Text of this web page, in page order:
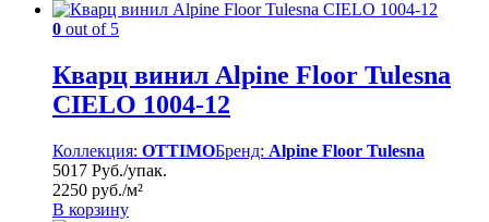
0 out of 5
Кварц винил Alpine Floor Tulesna
CIELO 1004-12
Коллекция: OTTIMOБренд: Alpine Floor Tulesna
5017 Руб./упак.
2250 руб./м²
В корзину